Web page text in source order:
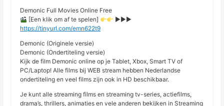
Demonic Full Movies Online Free
[Een klik om af te spelen]
►►►
https://tinyurl.com/emn622t9
Demonic (Originele versie)
Demonic (Ondertiteling versie)
Kijk de film Demonic online op je Tablet, Xbox, Smart TV of
PC/Laptop! Alle films bij WEB stream hebben Nederlandse
ondertiteling en veel films zijn ook in HD beschikbaar.
Je kunt alle streaming films en streaming tv-series, actiefilms,
drama’s, thrillers, animaties en vele anderen bekijken in Streaming